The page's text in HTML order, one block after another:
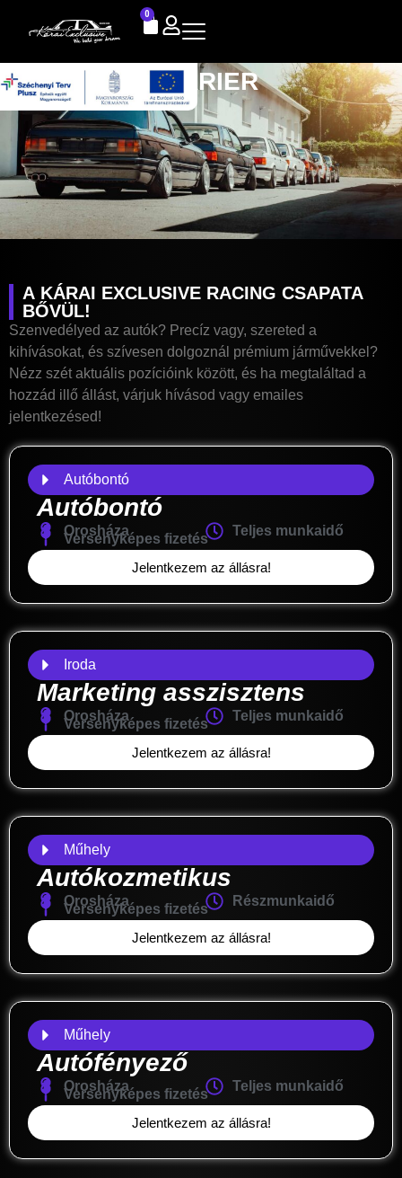
0
KARRIER
A KÁRAI EXCLUSIVE RACING CSAPATA
BŐVÜL!
Szenvedélyed az autók? Precíz vagy, szereted a
kihívásokat, és szívesen dolgoznál prémium járművekkel?
Nézz szét aktuális pozícióink között, és ha megtaláltad a
hozzád illő állást, várjuk hívásod vagy emailes
jelentkezésed!
Autóbontó
Autóbontó
Orosháza Teljes munkaidő
Versenyképes fizetés
Jelentkezem az állásra!
Iroda
Marketing asszisztens
Orosháza Teljes munkaidő
Versenyképes fizetés
Jelentkezem az állásra!
Műhely
Autókozmetikus
Orosháza Részmunkaidő
Versenyképes fizetés
Jelentkezem az állásra!
Műhely
Autófényező
Orosháza Teljes munkaidő
Versenyképes fizetés
Jelentkezem az állásra!